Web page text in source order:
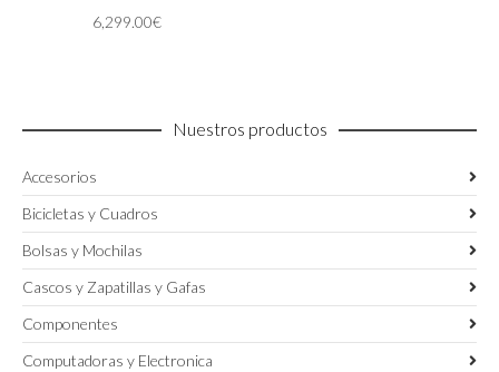
6,299.00€
Nuestros productos
Accesorios
Bicicletas y Cuadros
Bolsas y Mochilas
Cascos y Zapatillas y Gafas
Componentes
Computadoras y Electronica